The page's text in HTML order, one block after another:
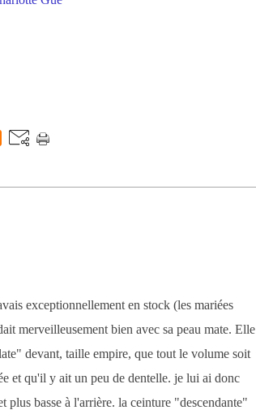
exceptionnellement en stock (les mariées
merveilleusement bien avec sa peau mate. Elle
devant, taille empire, que tout le volume soit
et qu'il y ait un peu de dentelle. je lui ai donc
plus basse à l'arrière. la ceinture "descendante"